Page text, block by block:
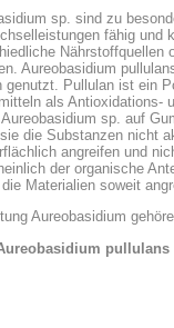
sp. sind zu
fähig und
Nährstoffquellen
Aureobasidium
genutzt. Pullulan ist ein
als Antioxidations-
Aureobasidium sp. auf
die Substanzen nicht
angreifen und
der organische
die Materialien soweit
Aureobasidium
pullulans